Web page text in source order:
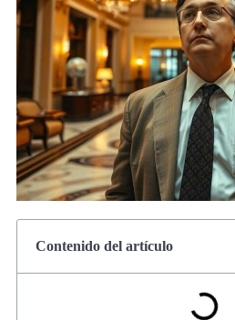
Contenido del artículo